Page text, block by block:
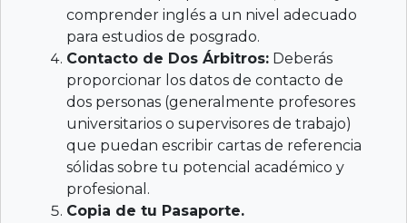
comprender inglés a un nivel adecuado
para estudios de posgrado.
Contacto de Dos Árbitros: Deberás
proporcionar los datos de contacto de
dos personas (generalmente profesores
universitarios o supervisores de trabajo)
que puedan escribir cartas de referencia
sólidas sobre tu potencial académico y
profesional.
Copia de tu Pasaporte.